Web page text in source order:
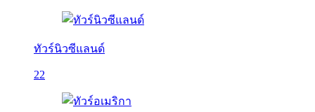
ทัวร์นิวซีแลนด์
22